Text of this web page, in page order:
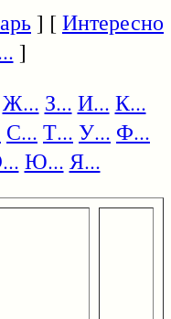
] [Интересно
]
Ж... З... И... К...
С... Т... У... Ф...
Ю... Я...